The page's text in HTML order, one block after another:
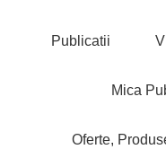
Publicatii
Mica
Oferte,